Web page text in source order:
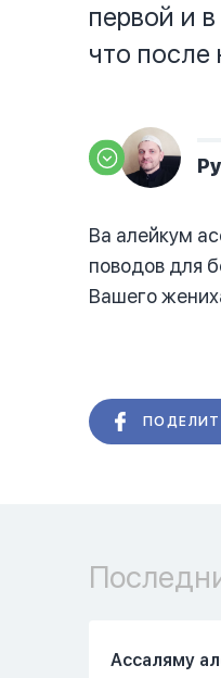
первой и
что после
Ва алейкум
поводов для
Вашего
Ассаляму